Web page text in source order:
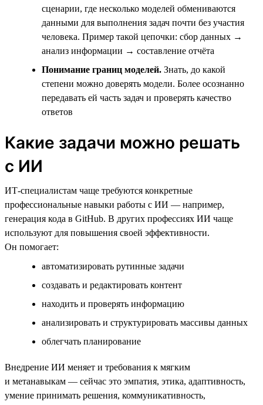
сценарии, где несколько моделей обмениваются
данными для выполнения задач почти без участия
человека. Пример такой цепочки: сбор данных →
анализ информации → составление отчёта
Понимание границ моделей. Знать, до какой
степени можно доверять модели. Более осознанно
передавать ей часть задач и проверять качество
ответов
Какие задачи можно решать
с ИИ
ИТ-специалистам чаще требуются конкретные
профессиональные навыки работы с ИИ — например,
генерация кода в GitHub. В других профессиях ИИ чаще
используют для повышения своей эффективности.
Он помогает:
автоматизировать рутинные задачи
создавать и редактировать контент
находить и проверять информацию
анализировать и структурировать массивы данных
облегчать планирование
Внедрение ИИ меняет и требования к мягким
и метанавыкам — сейчас это эмпатия, этика, адаптивность,
умение принимать решения, коммуникативность,